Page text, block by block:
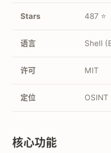
Stars 487 ⭐
语言 Shell
许可 MIT
定位 OSINT
核心功能